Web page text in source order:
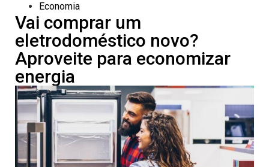
Economia
Vai comprar um
eletrodoméstico novo?
Aproveite para economizar
energia